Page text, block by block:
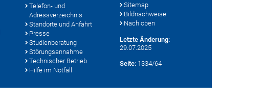
Telefon- und
Adressverzeichnis
Standorte und Anfahrt
Presse
Studienberatung
Störungsannahme
Technischer Betrieb
Hilfe im Notfall
Sitemap
Bildnachweise
Nach oben
Letzte Änderung:
29.07.2025
Seite: 1334/64